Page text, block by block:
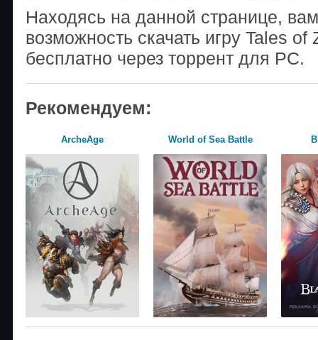
Находясь на данной странице,
возможность скачать игру Tales
бесплатно через торрент для PC.
Рекомендуем:
ArcheAge World of Sea Battle